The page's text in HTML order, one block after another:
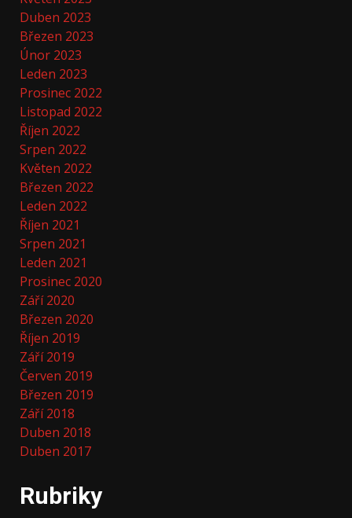
Duben 2023
Březen 2023
Únor 2023
Leden 2023
Prosinec 2022
Listopad 2022
Říjen 2022
Srpen 2022
Květen 2022
Březen 2022
Leden 2022
Říjen 2021
Srpen 2021
Leden 2021
Prosinec 2020
Září 2020
Březen 2020
Říjen 2019
Září 2019
Červen 2019
Březen 2019
Září 2018
Duben 2018
Duben 2017
Rubriky